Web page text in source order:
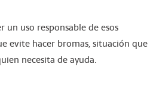
uso responsable de esos
evite hacer bromas, situación que
necesita de ayuda.